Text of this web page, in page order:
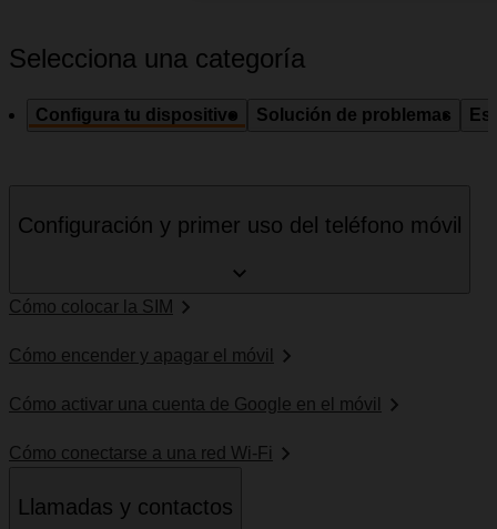
Selecciona una categoría
Configura tu dispositivo Solución de problemas
Configuración y primer uso del teléfono móvil
Cómo colocar la SIM
Cómo encender y apagar el móvil
Cómo activar una cuenta de Google en el móvil
Cómo conectarse a una red Wi-Fi
Llamadas y contactos